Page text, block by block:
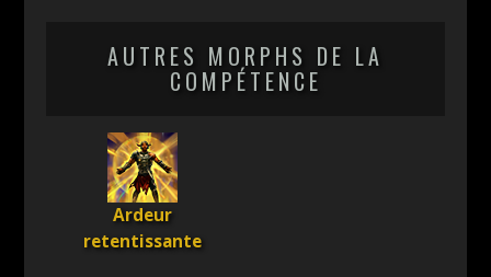
AUTRES MORPHS DE LA
COMPÉTENCE
Ardeur
retentissante